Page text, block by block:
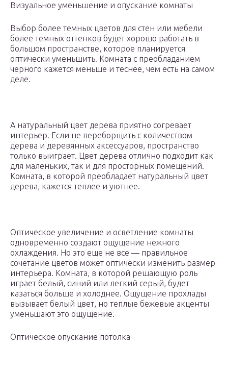
Визуальное уменьшение и опускание комнаты
Выбор более темных цветов для стен или мебели
более темных оттенков будет хорошо работать в
большом пространстве, которое планируется
оптически уменьшить. Комната с преобладанием
черного кажется меньше и теснее, чем есть на самом
деле.
А натуральный цвет дерева приятно согревает
интерьер. Если не переборщить с количеством
дерева и деревянных аксессуаров, пространство
только выиграет. Цвет дерева отлично подходит как
для маленьких, так и для просторных помещений.
Комната, в которой преобладает натуральный цвет
дерева, кажется теплее и уютнее.
Оптическое увеличение и осветление комнаты
одновременно создают ощущение нежного
охлаждения. Но это еще не все — правильное
сочетание цветов может оптически изменить размер
интерьера. Комната, в которой решающую роль
играет белый, синий или легкий серый, будет
казаться больше и холоднее. Ощущение прохлады
вызывает белый цвет, но теплые бежевые акценты
уменьшают это ощущение.
Оптическое опускание потолка